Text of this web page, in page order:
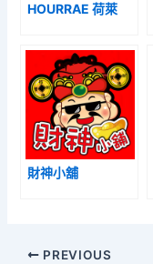
HOURRAE 荷萊
財神小舖
PREVIOUS